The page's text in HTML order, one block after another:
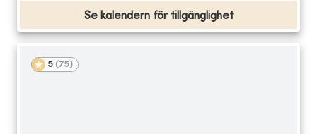
Se kalendern för tillgänglighet
5 (75)